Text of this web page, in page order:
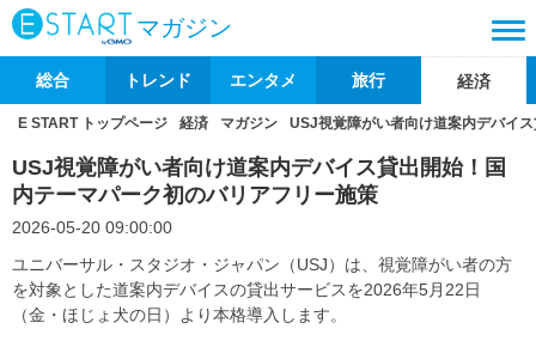
マガジン
総合 トレンド エンタメ 旅行 経済
E START トップページ 経済 マガジン USJ視覚障がい者向け道案内デバイ
USJ視覚障がい者向け道案内デバイス貸出開始！国
内テーマパーク初のバリアフリー施策
2026-05-20 09:00:00
ユニバーサル・スタジオ・ジャパン（USJ）は、視覚障がい者の方
を対象とした道案内デバイスの貸出サービスを2026年5月22日
（金・ほじょ犬の日）より本格導入します。